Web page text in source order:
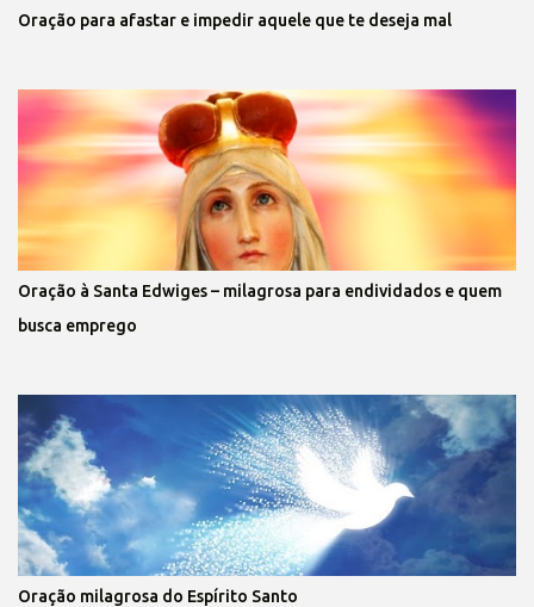
Oração para afastar e impedir aquele que te deseja mal
Oração à Santa Edwiges – milagrosa para endividados e quem
busca emprego
Oração milagrosa do Espírito Santo